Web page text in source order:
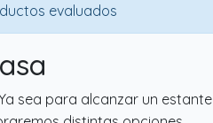
evaluados
sea para alcanzar un estante